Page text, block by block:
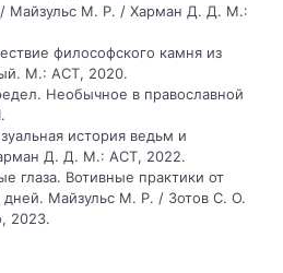
/ Майзульс М. Р. / Харман Д. Д. М.:
философского камня из
М.: АСТ, 2020.
Необычное в православной
история ведьм и
Д. Д. М.: АСТ, 2022.
глаза. Вотивные практики от
Майзульс М. Р. / Зотов С. О.
2023.